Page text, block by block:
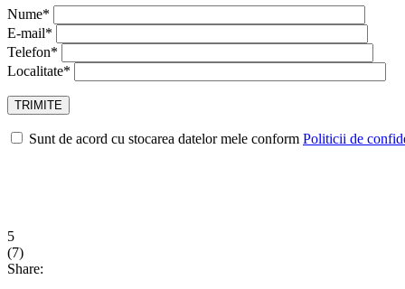
Nume*
E-mail*
Telefon*
Localitate*
Sunt de acord cu stocarea datelor mele conform Politicii de
5
(7)
Share: